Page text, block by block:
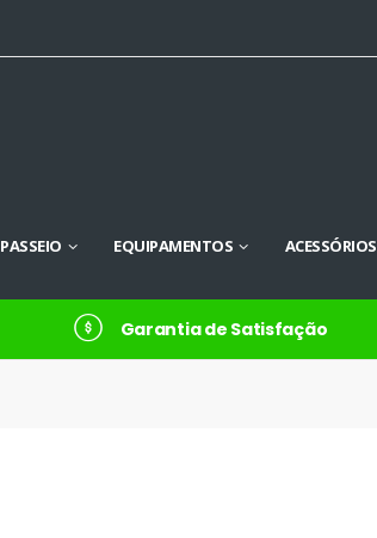
PASSEIO EQUIPAMENTOS ACESSÓRIOS
Garantia de Satisfação